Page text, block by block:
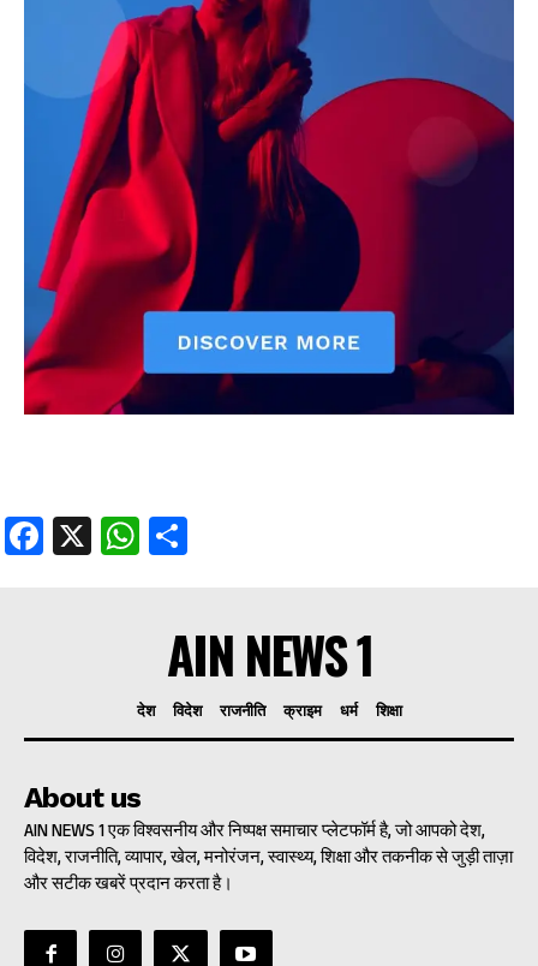
About Us
Privacy Policy
Terms of Use Agreement
Facebook
X WhatsApp
Share
Facebook
X WhatsApp
AIN NEWS 1
देश विदेश राजनीति क्राइम धर्म शिक्षा
About us
AIN NEWS 1 एक विश्वसनीय और निष्पक्ष समाचार प्लेटफॉर्म है, जो आपको देश,
विदेश, राजनीति, व्यापार, खेल, मनोरंजन, स्वास्थ्य, शिक्षा और तकनीक से जुड़ी ताज़ा
और सटीक खबरें प्रदान करता है।